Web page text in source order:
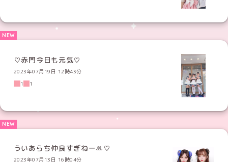
♡赤門今日も元気♡
2023年07月19日 12時43分
1
1
ういあらち仲良すぎねーꔛ♡
2023年07月13日 16時04分